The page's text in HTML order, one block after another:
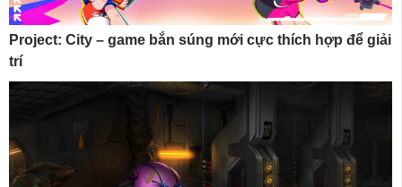
Project: City – game bắn súng mới cực thích hợp để giải
trí